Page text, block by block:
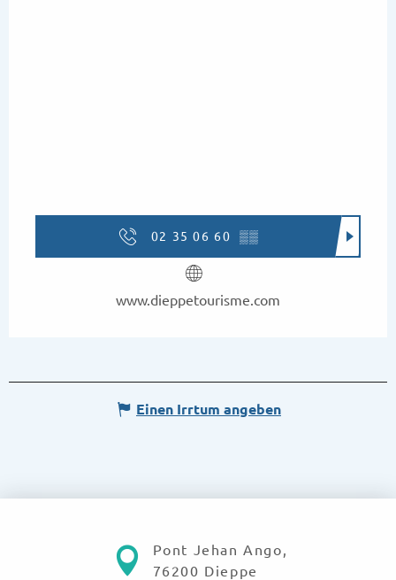
02 35 06 60 ▒▒
www.dieppetourisme.com
Einen Irrtum angeben
Pont Jehan Ango,
76200 Dieppe